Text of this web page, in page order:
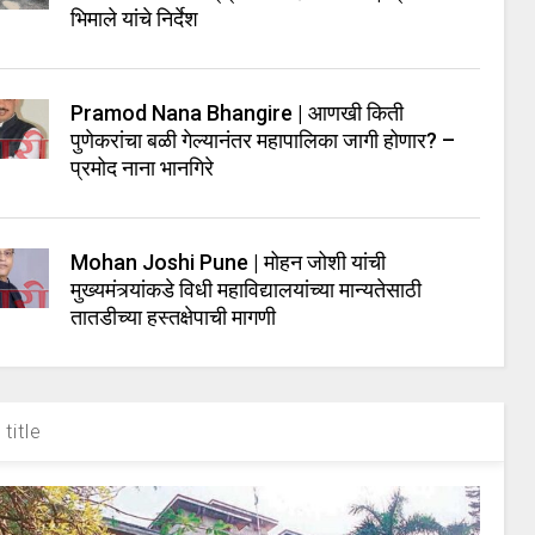
भिमाले यांचे निर्देश
Pramod Nana Bhangire | आणखी किती
पुणेकरांचा बळी गेल्यानंतर महापालिका जागी होणार? –
प्रमोद नाना भानगिरे
Mohan Joshi Pune | मोहन जोशी यांची
मुख्यमंत्र्यांकडे विधी महाविद्यालयांच्या मान्यतेसाठी
तातडीच्या हस्तक्षेपाची मागणी